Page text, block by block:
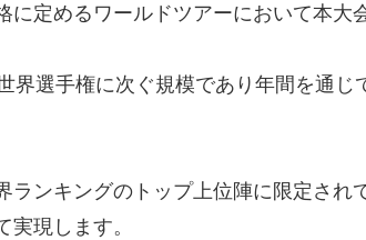
に定めるワールドツアーにおいて本大
界選手権に次ぐ規模であり年間を通じ
ランキングのトップ上位陣に限定され
現します。